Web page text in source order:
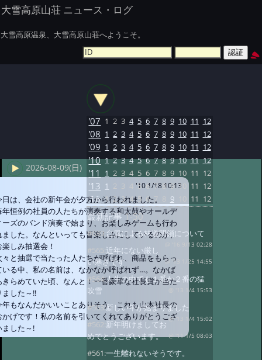
大雪高原山荘 ニュース・ログ
大雪高原温泉、大雪高原山荘へようこそ。
2026-08-09(日)
'10 1/18 10:13
日は、会社の新年会が夕方から行われました。
年恒例の社員の人たちが演奏する和太鼓やオールデ
ーズのバンド演奏で始まり、お楽しみゲームも行わ
ました。なんといっても皆楽しみにしているのが、
楽しみ抽選会！
々と抽選で当たった人たちが呼ばれ、商品をもらっ
いる中、私の名前は、なかなか呼ばれず…。なかば
きらめていた頃、なんと！一番豪華な社長賞が当た
ました～!!
年もなんだかいいことありそう。これも山本社長の
かげです！私の名前を引いてくれてありがとうござ
ました～!
'07 1 2 3 4 5 6 7 8 9 10 11 12
'08 1 2 3 4 5 6 7 8 9 10 11 12
'09 1 2 3 4 5 6 7 8 9 10 11 12
'10 1 2 3 4 5 6 7 8 9 10 11 12
'11 1 2 3 4 5 6 7 8 9 10 11 12
'13 1 2 3 4 5 6 7 8 9 10 11 12
'16 1 2 3 4 5 6 7 9 11 12
最新記事1-50
#639:台風による林道閉鎖について
@ '16 9/13 02:28
#565:近年にない厳し
い寒さです
@ '13 1/25 14:55
#564:人生の中でも１番か２番の猛
吹雪
@ '13 1/4 15:53
#563:新しい年が始まりました
@ '13 1/4 15:02
#562:新年明けましてお
めでとうございます。
@ '11 1/5 08:03
#561:一生離れないそうです。